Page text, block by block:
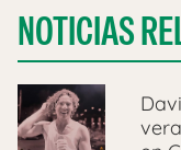
NOTICIAS